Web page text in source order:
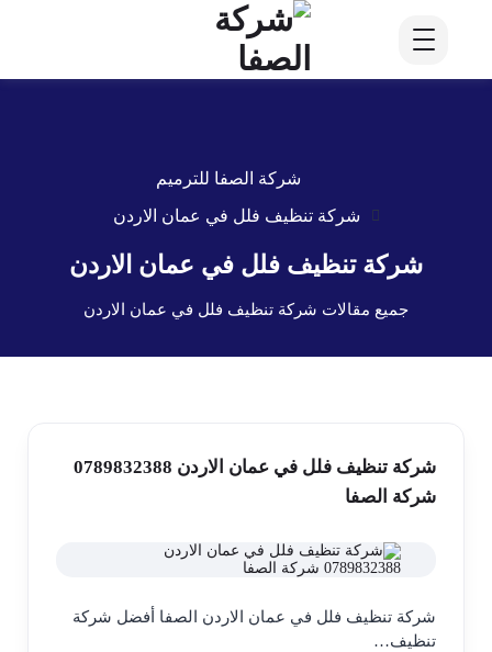
شركة الصفا للترميم
شركة تنظيف فلل في عمان الاردن
شركة تنظيف فلل في عمان الاردن
جميع مقالات شركة تنظيف فلل في عمان الاردن
شركة تنظيف فلل في عمان الاردن 0789832388
شركة الصفا
شركة تنظيف فلل في عمان الاردن الصفا أفضل شركة
تنظيف…